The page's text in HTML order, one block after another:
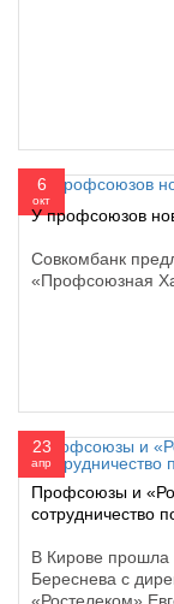
6
окт
У профсоюзов
Совкомбанк
«Профсоюзная
23
апр
Профсоюзы и
сотрудничество
В Кирове
Береснева с
«Ростелеком»